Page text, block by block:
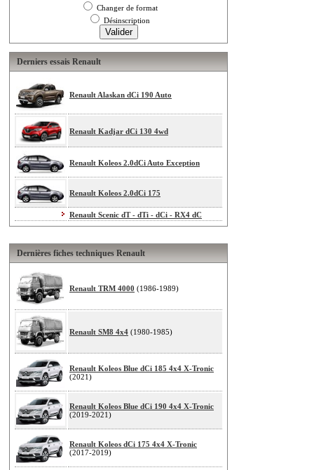
Changer de format
Désinscription
Derniers essais Renault
Renault Alaskan dCi 190 Auto
Renault Kadjar dCi 130 4wd
Renault Koleos 2.0dCi Auto Exception
Renault Koleos 2.0dCi 175
Renault Scenic dT - dTi - dCi - RX4 dC
Dernières fiches techniques Renault
Renault TRM 4000 (1986-1989)
Renault SM8 4x4 (1980-1985)
Renault Koleos Blue dCi 185 4x4 X-Tronic
(2021)
Renault Koleos Blue dCi 190 4x4 X-Tronic
(2019-2021)
Renault Koleos dCi 175 4x4 X-Tronic
(2017-2019)